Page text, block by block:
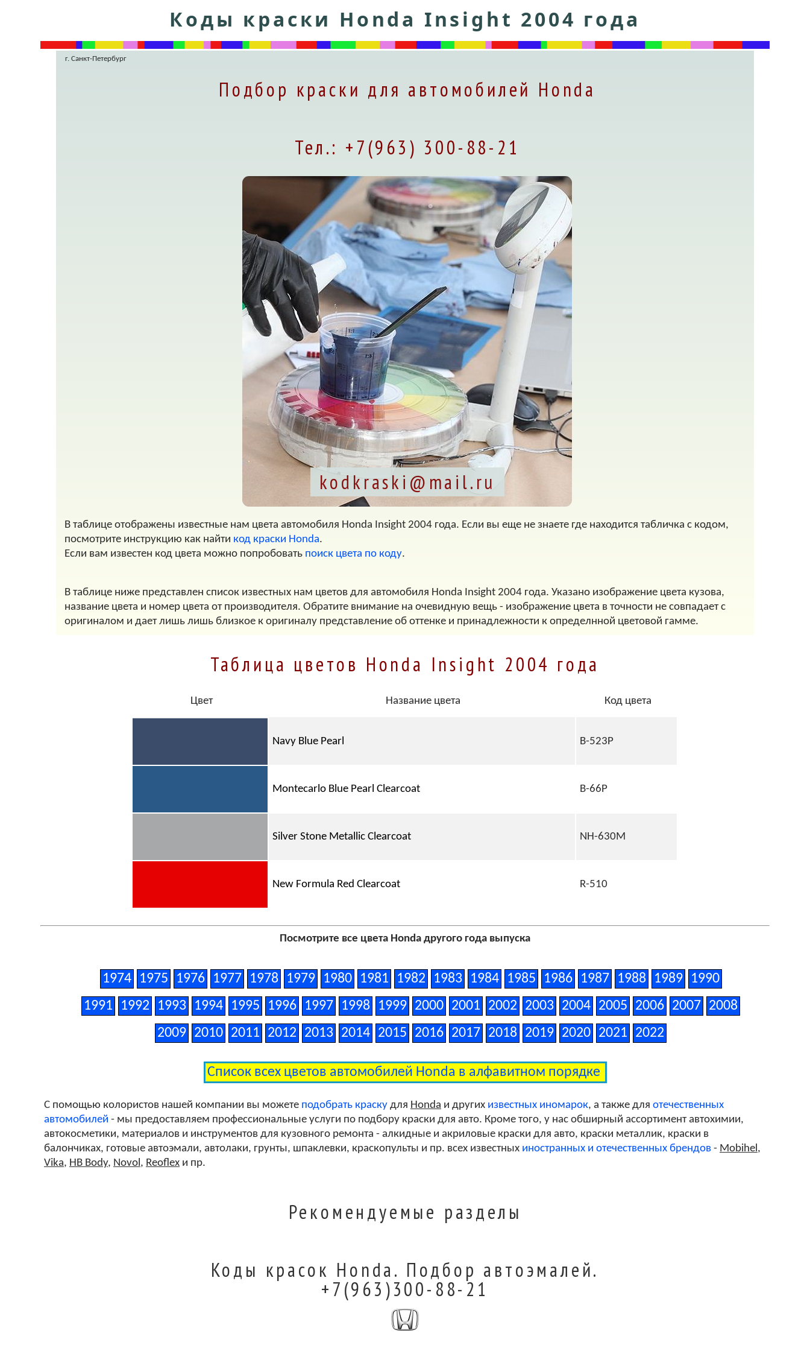
Коды краски Honda Insight 2004 года
г. Санкт-Петербург
Подбор краски для автомобилей Honda
Тел.: +7(963) 300-88-21
kodkraski@mail.ru
В таблице отображены известные нам цвета автомобиля Honda Insight 2004 года. Если вы еще не знаете где находится табличка с кодом,
посмотрите инструкцию как найти код краски Honda.
Если вам известен код цвета можно попробовать поиск цвета по коду.
В таблице ниже представлен список известных нам цветов для автомобиля Honda Insight 2004 года. Указано изображение цвета кузова,
название цвета и номер цвета от производителя. Обратите внимание на очевидную вещь - изображение цвета в точности не совпадает с
оригиналом и дает лишь лишь близкое к оригиналу представление об оттенке и принадлежности к определнной цветовой гамме.
Таблица цветов Honda Insight 2004 года
Цвет Название цвета Код цвета
Navy Blue Pearl B-523P
Montecarlo Blue Pearl Clearcoat B-66P
Silver Stone Metallic Clearcoat NH-630M
New Formula Red Clearcoat R-510
Посмотрите все цвета Honda другого года выпуска
1974 1975 1976 1977 1978 1979 1980 1981 1982 1983 1984 1985 1986 1987 1988 1989
1990
1991
1992 1993 1994 1995 1996 1997 1998 1999 2000 2001 2002 2003 2004 2005 2006 2007 2008
2009 2010 2011 2012 2013 2014 2015 2016 2017 2018 2019 2020 2021 2022
Список всех цветов автомобилей Honda в алфавитном порядке
С помощью колористов нашей компании вы можете подобрать краскудля Honda и других известных иномарок, а также для отечественных
автомобилей - мы предоставляем профессиональные услуги по подбору краски для авто. Кроме того, у нас обширный ассортимент автохимии,
автокосметики, материалов и инструментов для кузовного ремонта - алкидные и акриловые краски для авто, краски металлик, краски в
балончиках, готовые автоэмали, автолаки, грунты, шпаклевки, краскопульты и пр. всех известных иностранных и отечественных брендов- Mobihel,
Vika, HB Body, Novol, Reoflexи пр.
Рекомендуемые разделы
Коды красок Honda. Подбор автоэмалей.
+7(963)300-88-21